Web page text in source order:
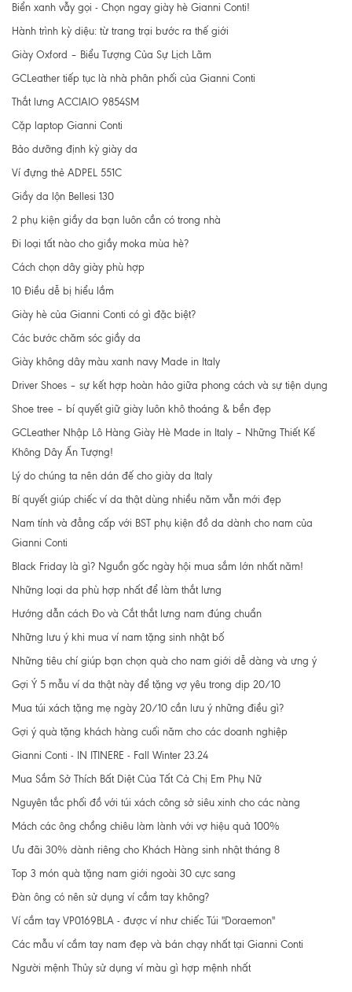
Biển xanh vẫy gọi - Chọn ngay giày hè Gianni Conti!
Hành trình kỳ diệu: từ trang trại bước ra thế giới
Giày Oxford – Biểu Tượng Của Sự Lịch Lãm
GCLeather tiếp tục là nhà phân phối của Gianni Conti
Thắt lưng ACCIAIO 9854SM
Cặp laptop Gianni Conti
Bảo dưỡng định kỳ giày da
Ví đựng thẻ ADPEL 551C
Giầy da lộn Bellesi 130
2 phụ kiện giầy da bạn luôn cần có trong nhà
Đi loại tất nào cho giầy moka mùa hè?
Cách chọn dây giày phù hợp
10 Điều dễ bị hiểu lầm
Giày hè của Gianni Conti có gì đặc biệt?
Các bước chăm sóc giầy da
Giày không dây màu xanh navy Made in Italy
Driver Shoes – sự kết hợp hoàn hảo giữa phong cách và sự tiện dụng
Shoe tree – bí quyết giữ giày luôn khô thoáng & bền đẹp
GCLeather Nhập Lô Hàng Giày Hè Made in Italy – Những Thiết Kế
Không Dây Ấn Tượng!
Lý do chúng ta nên dán đế cho giày da Italy
Bí quyết giúp chiếc ví da thật dùng nhiều năm vẫn mới đẹp
Nam tính và đẳng cấp với BST phụ kiện đồ da dành cho nam của
Gianni Conti
Black Friday là gì? Nguồn gốc ngày hội mua sắm lớn nhất năm!
Những loại da phù hợp nhất để làm thắt lưng
Hướng dẫn cách Đo và Cắt thắt lưng nam đúng chuẩn
Những lưu ý khi mua ví nam tặng sinh nhật bố
Những tiêu chí giúp bạn chọn quà cho nam giới dễ dàng và ưng ý
Gợi Ý 5 mẫu ví da thật này để tặng vợ yêu trong dịp 20/10
Mua túi xách tặng mẹ ngày 20/10 cần lưu ý những điều gì?
Gợi ý quà tặng khách hàng cuối năm cho các doanh nghiệp
Gianni Conti - IN ITINERE - Fall Winter 23.24
Mua Sắm Sở Thích Bất Diệt Của Tất Cả Chị Em Phụ Nữ
Nguyên tắc phối đồ với túi xách công sở siêu xinh cho các nàng
Mách các ông chồng chiêu làm lành với vợ hiệu quả 100%
Ưu đãi 30% dành riêng cho Khách Hàng sinh nhật tháng 8
Top 3 món quà tặng nam giới ngoài 30 cực sang
Đàn ông có nên sử dụng ví cầm tay không?
Ví cầm tay VP0169BLA - được ví như chiếc Túi "Doraemon"
Các mẫu ví cầm tay nam đẹp và bán chạy nhất tại Gianni Conti
Người mệnh Thủy sử dụng ví màu gì hợp mệnh nhất